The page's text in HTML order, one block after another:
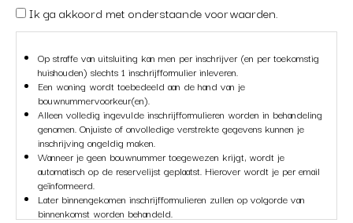
Ik ga akkoord met onderstaande voorwaarden.
Op straffe van uitsluiting kan men per inschrijver (en per toekomstig
huishouden) slechts 1 inschrijfformulier inleveren.
Een woning wordt toebedeeld aan de hand van je
bouwnummervoorkeur(en).
Alleen volledig ingevulde inschrijfformulieren worden in behandeling
genomen. Onjuiste of onvolledige verstrekte gegevens kunnen je
inschrijving ongeldig maken.
Wanneer je geen bouwnummer toegewezen krijgt, wordt je
automatisch op de reservelijst geplaatst. Hierover wordt je per email
geïnformeerd.
Later binnengekomen inschrijfformulieren zullen op volgorde van
binnenkomst worden behandeld.